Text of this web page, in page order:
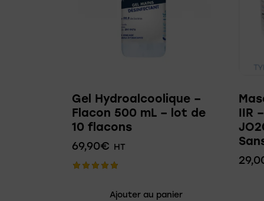
Gel Hydroalcoolique –
Flacon 500 mL – lot de
10 flacons
69,90€ HT
Ajouter au panier
IIR